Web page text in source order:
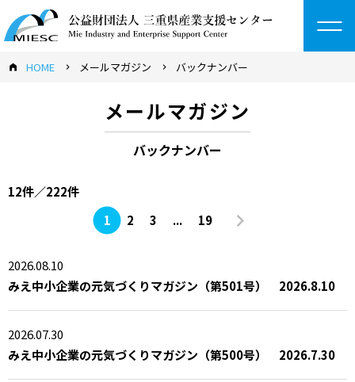
HOME メールマガジン バックナンバー
メールマガジン
バックナンバー
12件／222件
1
2 3 ... 19
2026.08.10
みえ中小企業の元気づくりマガジン（第501号） 2026.8.10
2026.07.30
みえ中小企業の元気づくりマガジン（第500号） 2026.7.30